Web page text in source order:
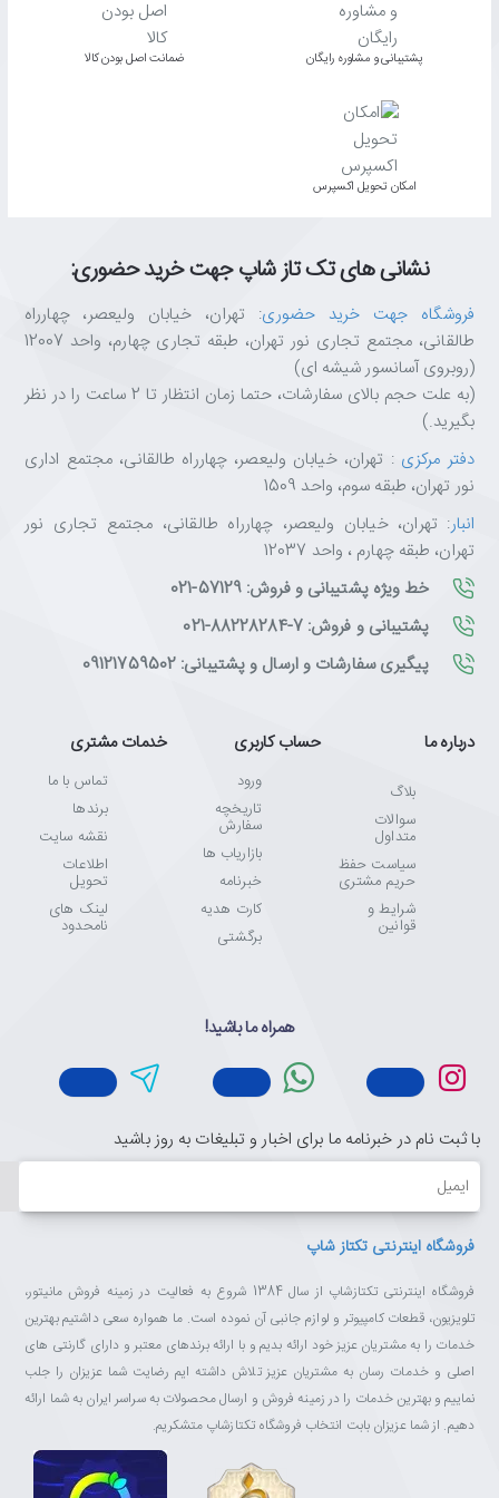
کنترل صدا و خاموش/روشن؛ همه چیز در دسترس
تعبیه شده است که امکان تنظیم دقیق و راحت صدا را بدون نیاز به نرم‌افزار
فراهم می‌کند. به سرعت صدا را کم یا زیاد کنید و در صورت نیاز، اسپیکر را
Plug & Play با اتصال USB و جک ۳.۵ میلی‌متری
راه‌اندازی GS510 Waltz فوق‌العاده ساده است.
صدای خروجی از طریق کابل ۳.۵ میلی‌متری
تأمین می‌شود. کافیست آن
را به کامپیوتر، لپ‌تاپ، تلویزیون یا حتی گوشی هوشمند خود متصل کنید
و بدون هیچ تنظیمات پیچیده‌ای، از صدای باکیفیت لذت ببرید. طول کابل
بین دو بلندگو نیز به اندازه‌ای است که به راحتی آن‌ها را در دو طرف مانیتور
قرار دهید.
این اسپیکر برای چه کسانی مناسب است؟
✅گیمرها
فراگیر
✅کاربران میزهای کوچک
میلی‌متر
✅ علاقه‌مندان به فیلم و موسیقی
: صدای شفاف ۱۰ وات و بیس
تقویت‌شده
& Play
ویژگی‌های کلیدی RedRagon GS510 Waltz
سیستم ۲.۰ کاناله استریو
وات)
نورپردازی RGB
پاسخ فرکانسی ۱۶۰ هرتز تا ۲۰ کیلوهرتز
و نسبت سیگنال به نویز
✅
مناسب میزهای کوچک
✅طراحی مینیمال و مدرن با قاب محکم پلاستیکی
چرا از تکتازشاپ خرید کنیم؟
تکتازشاپ فقط یک فروشگاه نیست—یک مقصد مطمئن برای عاشقان
تکنولوژی و انتخاب‌های هوشمندانه است.
با ضمانت اصالت کالا، مشاوره تخصصی، ارسال سریع و پشتیبانی واقعی،
خیالت از خرید راحت باشد.
ما اینجاییم تا تجربه‌ای متفاوت، حرفه‌ای و قابل اعتماد از خرید آنلاین را
برایت رقم بزنیم.
تکتازشاپ یعنی خرید با خیال راحت، انتخاب با اطمینان.
پشتیبانی و مشاوره رایگان ﺿﻤﺎﻧﺖ اﺻﻞ ﺑﻮدن ﮐﺎﻟﺎ
اﻣﮑﺎن ﺗﺤﻮﯾﻞ اﮐﺴﭙﺮس
نشانی های تک تاز شاپ جهت خرید حضوری:
فروشگاه جهت خرید حضوری: تهران، خیابان ولیعصر، چهارراه
طالقانی، مجتمع تجاری نور تهران، طبقه تجاری چهارم، واحد 12007
(روبروی آسانسور شیشه ای)
(به علت حجم بالای سفارشات، حتما زمان انتظار تا 2 ساعت را در نظر
بگیرید.)
دفتر مرکزی : تهران، خیابان ولیعصر، چهارراه طالقانی، مجتمع اداری
نور تهران، طبقه سوم، واحد 1509
انبار: تهران، خیابان ولیعصر، چهارراه طالقانی، مجتمع تجاری نور
تهران، طبقه چهارم ، واحد 12037
خط ویژه پشتیبانی و فروش: 57129-021
پشتیبانی و فروش: 7-88228284-021
پیگیری سفارشات و ارسال و پشتیبانی: 09121759502
درباره ما
بلاگ
سوالات
متداول
سیاست حفظ
حریم مشتری
شرایط و
قوانین
حساب کاربری
ورود
تاریخچه
سفارش
بازاریاب ها
خبرنامه
کارت هدیه
برگشتی
خدمات مشتری
تماس با ما
برندها
نقشه سایت
اطلاعات
تحویل
لینک های
نامحدود
همراه ما باشید!
با ثبت نام در خبرنامه ما برای اخبار و تبلیغات به روز باشید
ایمیل
فروشگاه اینترنتی تکتاز شاپ
فروشگاه اینترنتی تکتازشاپ از سال 1384 شروع به فعالیت در زمینه فروش مانیتور،
تلویزیون، قطعات کامپیوتر و لوازم جانبی آن نموده است. ما همواره سعی داشتیم بهترین
خدمات را به مشتریان عزیز خود ارائه بدیم و با ارائه برندهای معتبر و دارای گارنتی های
اصلی و خدمات رسان به مشتریان عزیز تلاش داشته ایم رضایت شما عزیزان را جلب
نماییم و بهترین خدمات را در زمینه فروش و ارسال محصولات به سراسر ایران به شما ارائه
دهیم. از شما عزیزان بابت انتخاب فروشگاه تکتازشاپ متشکریم.